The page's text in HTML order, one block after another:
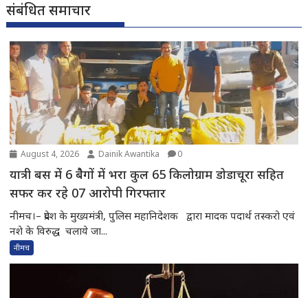
संबंधित समाचार
August 4, 2026 Dainik Awantika 0
यात्री बस में 6 बैैगों में भरा कुल 65 किलोग्राम डोडाचूरा सहित
सफर कर रहे 07 आरोपी गिरफ्तार
नीमच।– प्रदेश के मुख्यमंत्री, पुलिस महानिदेशक द्वारा मादक पदार्थ तस्करो एवं
नशे के विरुद्ध चलाये जा...
नीमच